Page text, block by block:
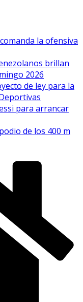
la ofensiva
brillan
2026
de ley para la
para arrancar
de los 400 m